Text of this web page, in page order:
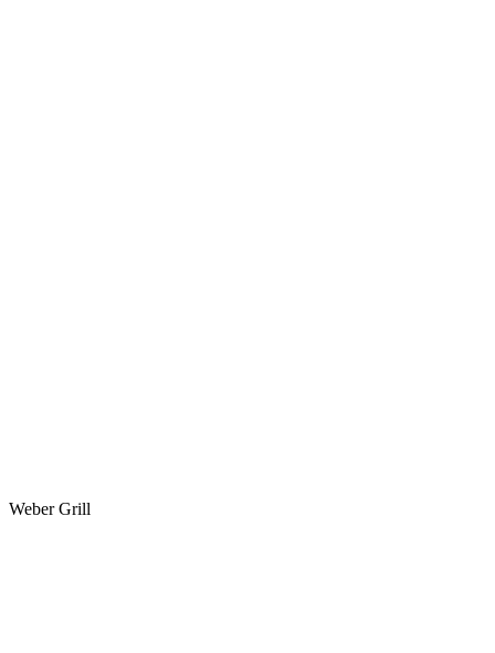
Weber Grill